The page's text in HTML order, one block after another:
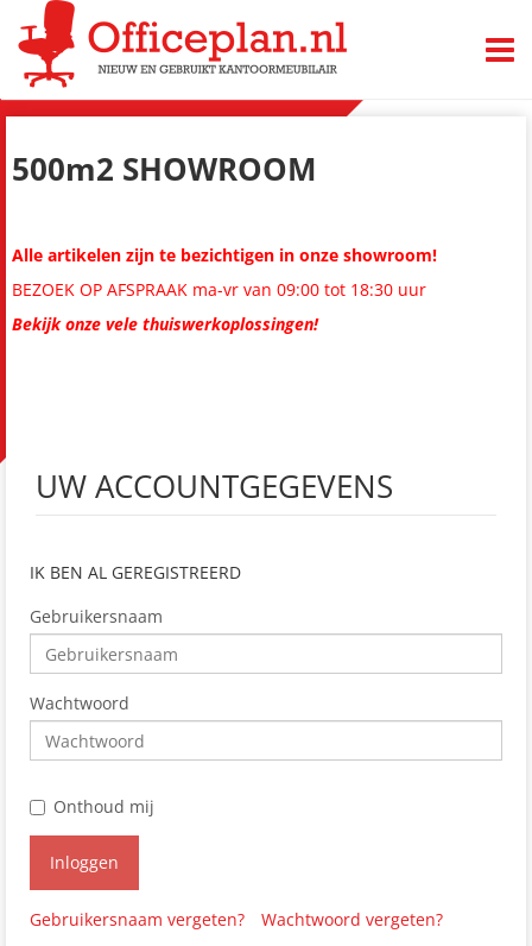
500m2 SHOWROOM
Alle artikelen zijn te bezichtigen in onze showroom!
BEZOEK OP AFSPRAAK ma-vr van 09:00 tot 18:30 uur
Bekijk onze vele thuiswerkoplossingen!
UW ACCOUNTGEGEVENS
IK BEN AL GEREGISTREERD
Gebruikersnaam
Wachtwoord
Onthoud mij
Inloggen
Gebruikersnaam vergeten? Wachtwoord vergeten?